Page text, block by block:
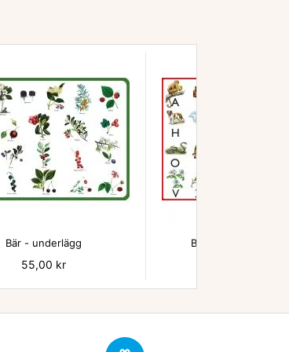

Bär - underlägg
Pris
55,00 kr
Beskow ABC